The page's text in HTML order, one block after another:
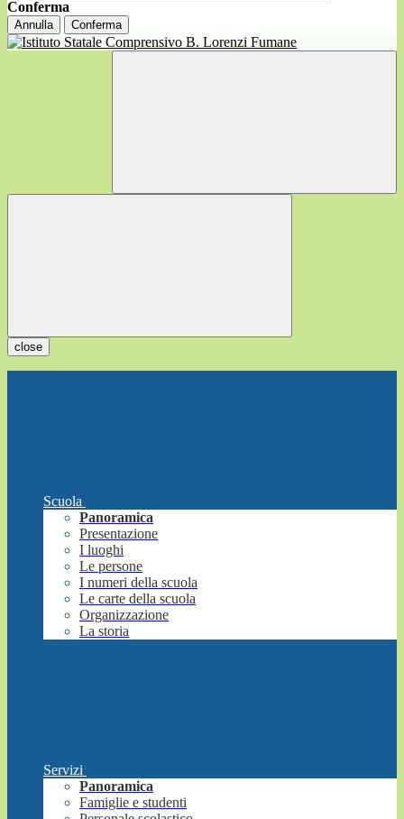
Conferma
Annulla Conferma
close
Scuola
Panoramica
Presentazione
I luoghi
Le persone
I numeri della scuola
Le carte della scuola
Organizzazione
La storia
Servizi
Panoramica
Famiglie e studenti